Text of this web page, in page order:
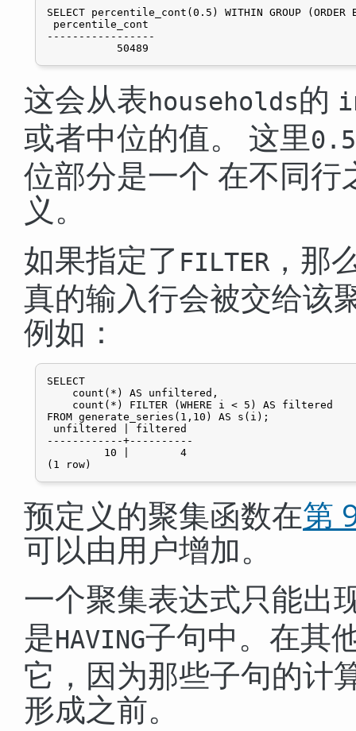
SELECT percentile_cont(0.5) WITHIN GROUP
percentile_cont
-----------------
这会从表 households的
或者中位的值。 这里0.5
位部分是一个 在不同
义。
如果指定了 FILTER ，那
真的输入行会被交给该
例如：
SELECT
    count(*) AS unfiltered,
    count(*) FILTER (WHERE i < 5) AS filtered
FROM generate_series(1,10) AS s(i);
unfiltered | filtered
------------+----------
         10 |        4
预定义的聚集函数在第
可以由用户增加。
一个聚集表达式只能出
是HAVING子句中。在其
它，因为那些子句的计
形成之前。